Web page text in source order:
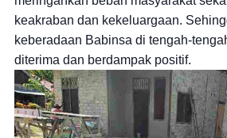
keakraban dan kekeluargaan.
keberadaan Babinsa di tengah-
diterima dan berdampak positif.